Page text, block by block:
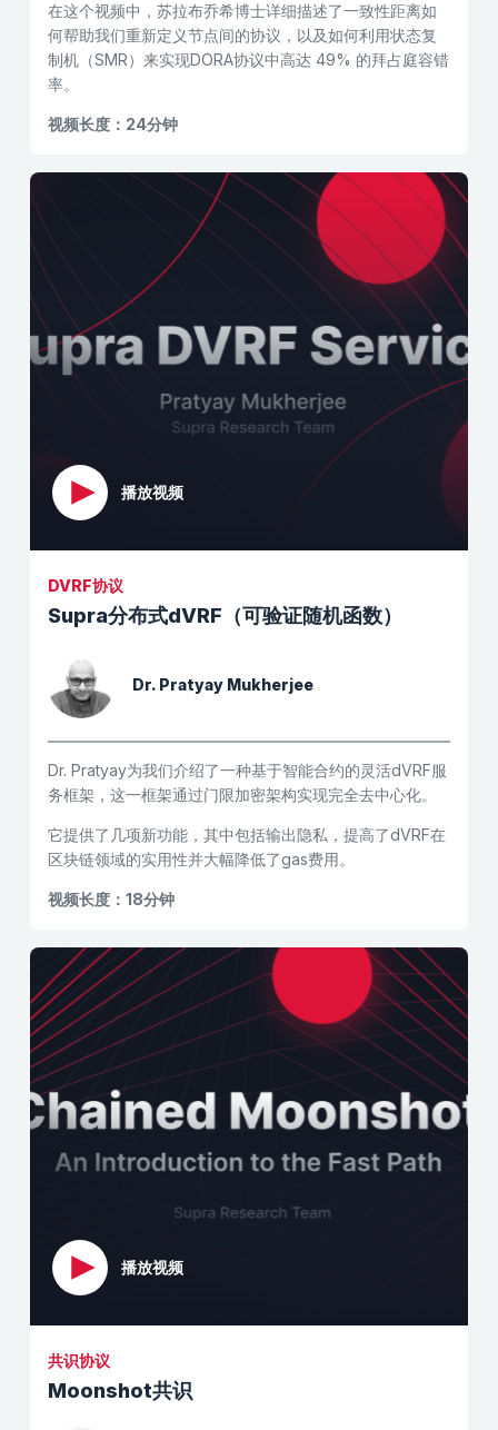
在这个视频中，苏拉布乔希博士详细描述了一致性距离如
何帮助我们重新定义节点间的协议，以及如何利用状态复
制机（SMR）来实现DORA协议中高达 49% 的拜占庭容错
率。
视频长度：24分钟
播放视频
DVRF协议
Supra分布式dVRF（可验证随机函数）
Dr. Pratyay Mukherjee
Dr. Pratyay为我们介绍了一种基于智能合约的灵活dVRF服
务框架，这一框架通过门限加密架构实现完全去中心化。
它提供了几项新功能，其中包括输出隐私，提高了dVRF在
区块链领域的实用性并大幅降低了gas费用。
视频长度：18分钟
播放视频
共识协议
Moonshot共识